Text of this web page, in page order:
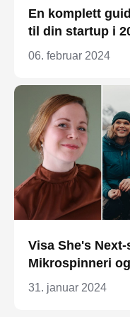
En komplett
til din startup i
06. februar 2024
Visa She's
Mikrospinneri
31. januar 2024